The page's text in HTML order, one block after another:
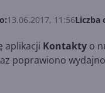
13.06.2017, 11:56Liczba
aplikacji Kontakty o
poprawiono